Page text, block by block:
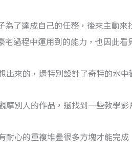
為了達成自己的任務，後來主動
過程中運用到的能力，也因此看
出來的，還特別設計了奇特的水中
摩別人的作品，還找到一些教學影
耐心的重複堆疊很多方塊才能完成